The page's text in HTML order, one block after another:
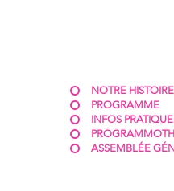
NOTRE HISTOIRE
PROGRAMME
INFOS
ASSEMBLÉE